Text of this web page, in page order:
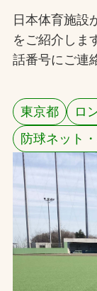
製品・サービス
施工・管理実績
採用情報
お問合せ
お取引先
プライバシーポ
日本体育施設
をご紹介しま
話番号にご連
東京都 ロ
防球ネット